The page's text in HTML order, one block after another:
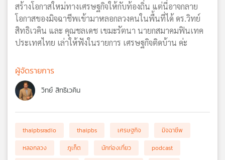
สร้างโอกาสใหม่ทางเศรษฐกิจให้กับท้องถิ่น แต่นี่อาจกลาย
โอกาสของมิจฉาชีพเข้ามาหลอกลวงคนในพื้นที่ได้ ดร.วิทย์
สิทธิเวคิน และ คุณชลเดช เขมะรัตนา นายกสมาคมฟินเทค
ประเทศไทย เล่าให้ฟังในรายการ เศรษฐกิจติดบ้าน ค่ะ
ผู้จัดรายการ
วิทย์ สิทธิเวคิน
thaipbsradio thaipbs เศรษฐกิจ
มิจฉาชีพ
หลอกลวง
ภูเก็ต นักท่องเที่ยว
podcast